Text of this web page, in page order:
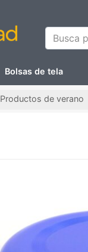
Busca
Bolsas de tela
Productos de verano